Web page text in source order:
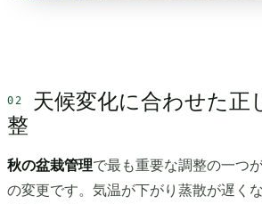
天候変化に合わせた正
整
秋の盆栽管理で最も重要な調整の一つ
の変更です。気温が下がり蒸散が遅く